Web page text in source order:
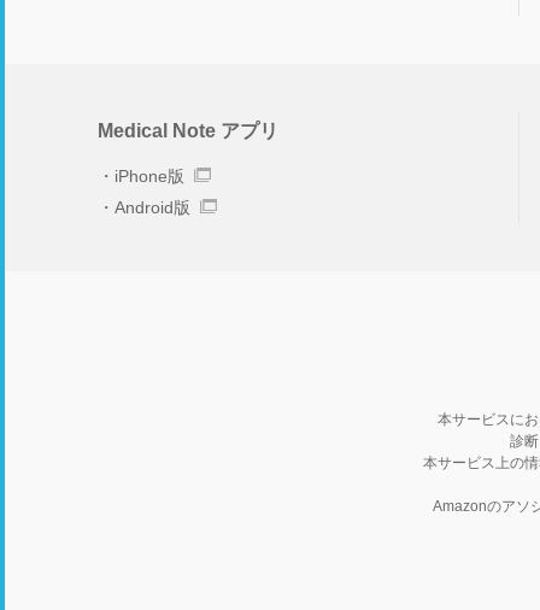
Medical Note アプリ
iPhone版
Android版
本サービスに
診
本サービス上の
Amazonのアソ